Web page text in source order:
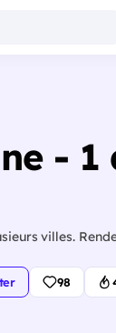
- 1
villes.
98